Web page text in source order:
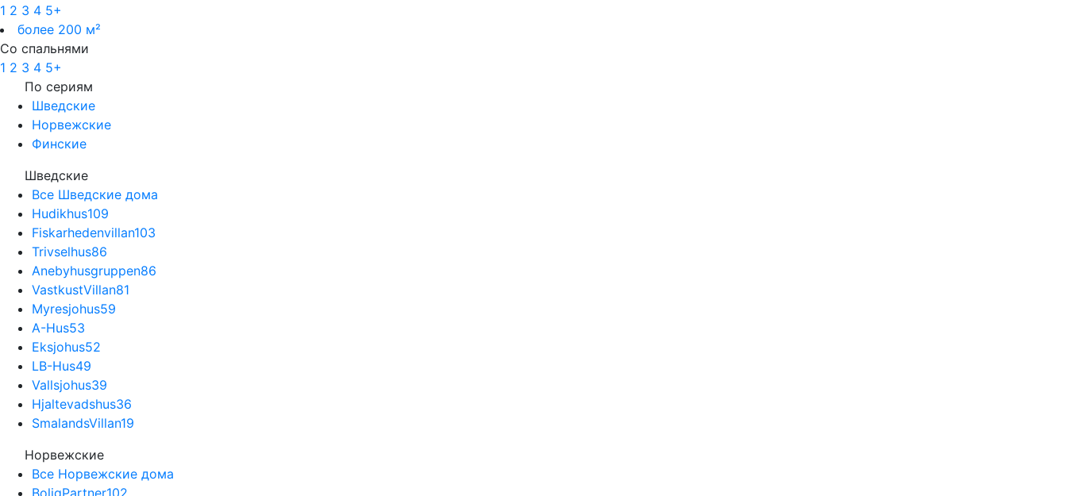
1 2 3 4 5+
более 200 м²
Со спальнями
1 2 3 4 5+
По сериям
Шведские
Норвежские
Финские
Шведские
Все Шведские дома
Hudikhus109
Fiskarhedenvillan103
Trivselhus86
Anebyhusgruppen86
VastkustVillan81
Myresjohus59
A-Hus53
Eksjohus52
LB-Hus49
Vallsjohus39
Hjaltevadshus36
SmalandsVillan19
Норвежские
Все Норвежские дома
BoligPartner102